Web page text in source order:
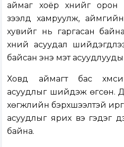
аймаг хоёр хүнийг орон
зээлд хамруулж,
хувийг нь гаргасан
хүний асуудал
байсан энэ мэт
Ховд аймагт бас
асуудлыг шийдэж өгсөн.
хөгжлийн бэрхшээлтэй
асуудлыг ярих вэ гэдэг
байна.